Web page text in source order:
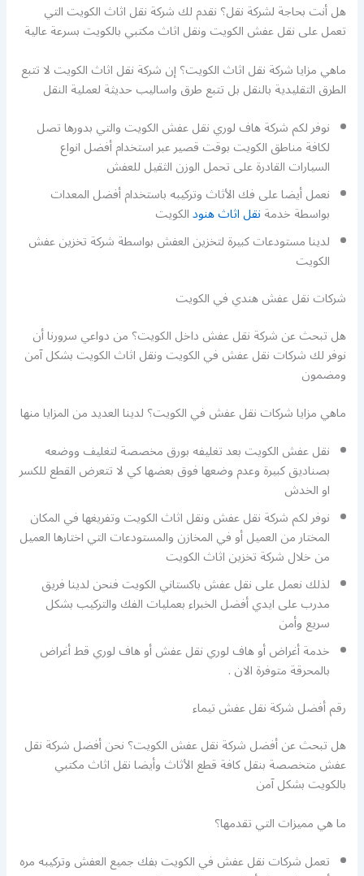
هل أنت بحاجة لشركة نقل؟ نقدم لك شركة نقل اثاث الكويت التي
تعمل على نقل عفش الكويت ونقل اثاث مكتبي بالكويت بسرعة عالية
ماهي مزايا شركة نقل اثاث الكويت؟ إن شركة نقل اثاث الكويت لا تتبع
الطرق التقليدية بالنقل بل تتبع طرق واساليب حديثة لعملية النقل
نوفر لكم شركة هاف لوري نقل عفش الكويت والتي بدورها تصل
لكافة مناطق الكويت بوقت قصير عبر استخدام أفضل انواع
السيارات القادرة على تحمل الوزن الثقيل للعفش
نعمل أيضا على فك الأثاث وتركيبه باستخدام أفضل المعدات
بواسطة خدمةنقل اثاث هنودالكويت
لدينا مستودعات كبيرة لتخزين العفش بواسطة شركة تخزين عفش
الكويت
شركات نقل عفش هندي في الكويت
هل تبحث عن شركة نقل عفش داخل الكويت؟ من دواعي سرورنا أن
نوفر لك شركات نقل عفش في الكويت ونقل اثاث الكويت بشكل آمن
ومضمون
ماهي مزايا شركات نقل عفش في الكويت؟ لدينا العديد من المزايا منها
نقل عفش الكويت بعد تغليفه بورق مخصصة لتغليف ووضعه
بصناديق كبيرة وعدم وضعها فوق بعضها كي لا تتعرض القطع للكسر
او الخدش
نوفر لكم شركة نقل عفش ونقل اثاث الكويت وتفريغها في المكان
المختار من العميل أو في المخازن والمستودعات التي اختارها العميل
من خلال شركة تخزين اثاث الكويت
لذلك نعمل على نقل عفش باكستاني الكويت فنحن لدينا فريق
مدرب على ايدي أفضل الخبراء بعمليات الفك والتركيب بشكل
سريع وأمن
خدمة أغراض أو هاف لوري نقل عفش أو هاف لوري قط أغراض
بالمحرقة متوفرة الان .
رقم أفضل شركة نقل عفش تيماء
هل تبحث عن أفضل شركة نقل عفش الكويت؟ نحن أفضل شركة نقل
عفش متخصصة بنقل كافة قطع الأثاث وأيضا نقل اثاث مكتبي
بالكويت بشكل آمن
ما هي مميزات التي تقدمها؟
تعمل شركات نقل عفش في الكويت بفك جميع العفش وتركيبه مره